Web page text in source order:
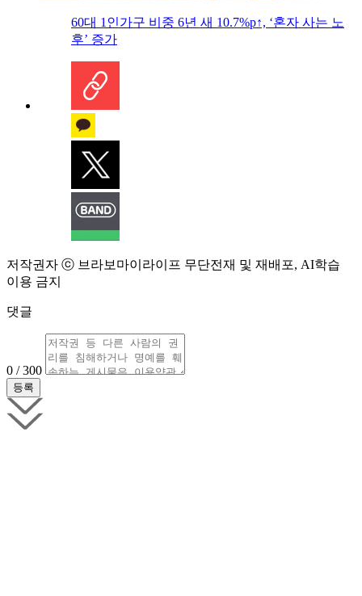
60대 1인가구 비중 6년 새 10.7%p↑, ‘혼자 사는 노
후’ 증가
저작권자 ⓒ 브라보마이라이프 무단전재 및 재배포, AI학습
이용 금지
댓글
0 / 300